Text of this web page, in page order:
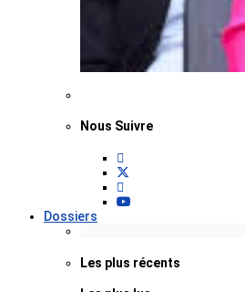
Nous Suivre
Dossiers
Les plus récents